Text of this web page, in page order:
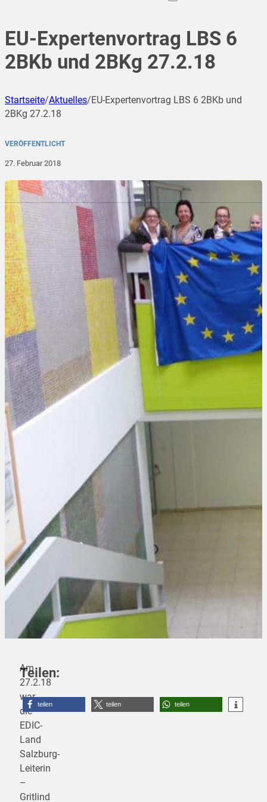
EU-Expertenvortrag LBS 6
2BKb und 2BKg 27.2.18
Startseite/Aktuelles/EU-Expertenvortrag LBS 6 2BKb und
2BKg 27.2.18
VERÖFFENTLICHT
27. Februar 2018
Am
27.2.18
war
die
EDIC-
Land
Salzburg-
Leiterin
–
Gritlind
Teilen:
teilen teilen teilen